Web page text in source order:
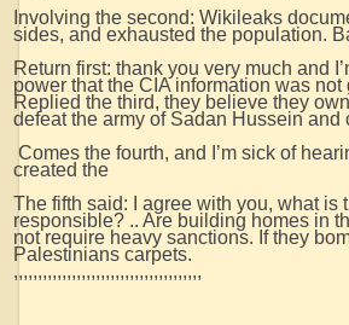
Involving the second: Wikileaks
sides, and exhausted the population.
Return first: thank you very much and
power that the CIA information was
Replied the third, they believe they
defeat the army of Sadan Hussein
Comes the fourth, and I’m sick of
created the
The fifth said: I agree with you, what
responsible? .. Are building homes in
not require heavy sanctions. If they
Palestinians carpets.
,,,,,,,,,,,,,,,,,,,,,,,,,,,,,,,,,,,,,,,